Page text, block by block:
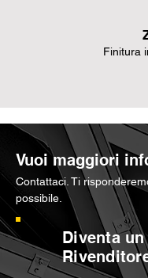
Finitura
Vuoi maggiori
Contattaci. Ti
possibile.
Diventa un